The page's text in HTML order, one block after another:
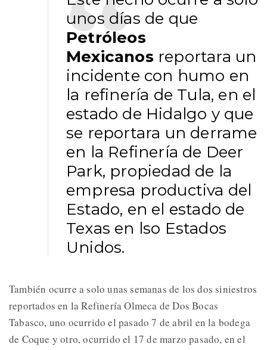
unos días de que
Petróleos
Mexicanos reportara un
incidente con humo en
la refinería de Tula, en el
estado de Hidalgo y que
se reportara un derrame
en la Refinería de Deer
Park, propiedad de la
empresa productiva del
Estado, en el estado de
Texas en lso Estados
Unidos.
También ocurre a solo unas semanas de los dos siniestros
reportados en la Refinería Olmeca de Dos Bocas
Tabasco, uno ocurrido el pasado 7 de abril en la bodega
de Coque y otro, ocurrido el 17 de marzo pasado, en el